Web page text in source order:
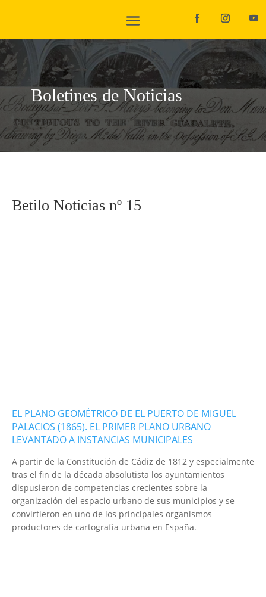
Boletines de Noticias
Betilo Noticias nº 15
EL PLANO GEOMÉTRICO DE EL PUERTO DE MIGUEL
PALACIOS (1865). EL PRIMER PLANO URBANO
LEVANTADO A INSTANCIAS MUNICIPALES
A partir de la Constitución de Cádiz de 1812 y especialmente
tras el fin de la década absolutista los ayuntamientos
dispusieron de competencias crecientes sobre la
organización del espacio urbano de sus municipios y se
convirtieron en uno de los principales organismos
productores de cartografía urbana en España.